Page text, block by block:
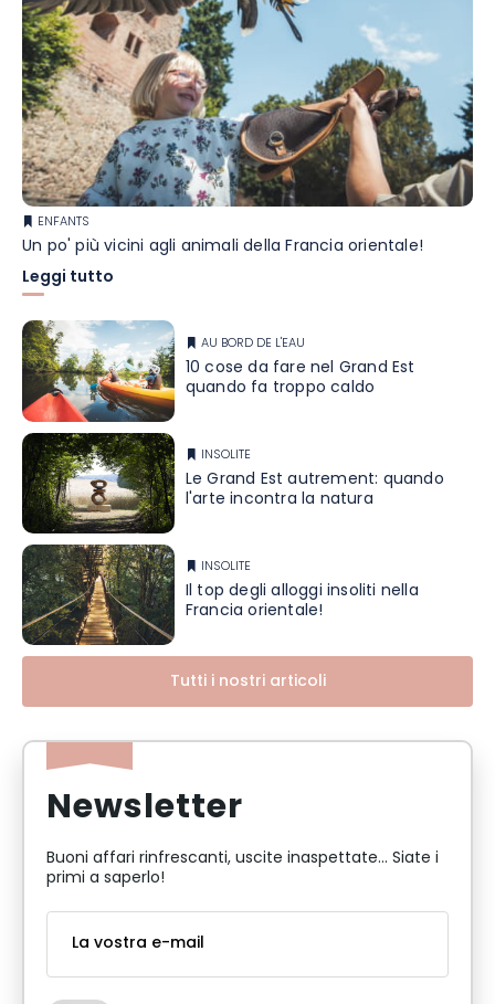
ENFANTS
Un po' più vicini agli animali della Francia orientale!
Leggi tutto
AU BORD DE L'EAU
10 cose da fare nel Grand Est
quando fa troppo caldo
INSOLITE
Le Grand Est autrement: quando
l'arte incontra la natura
INSOLITE
Il top degli alloggi insoliti nella
Francia orientale!
Tutti i nostri articoli
Newsletter
Buoni affari rinfrescanti, uscite inaspettate... Siate i
primi a saperlo!